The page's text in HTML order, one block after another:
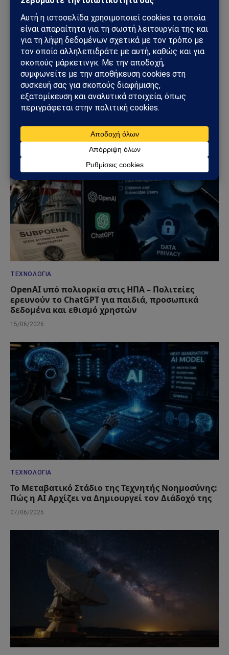
ΤΕΧΝΟΛΟΓΊΑ
OpenAI Codex: Σφάλμα στο σύστημα πιστώσεων
προκάλεσε αναστάτωση στους προγραμματιστές
05/07/2026
ΤΕΧΝΟΛΟΓΊΑ
OpenAI υπό πολιορκία στις ΗΠΑ – Πολιτείες
ερευνούν το ChatGPT για παιδιά, προσωπικά
δεδομένα και εθισμό χρηστών
15/06/2026
ΤΕΧΝΟΛΟΓΊΑ
Το Μεταβατικό Στάδιο της Τεχνητής Νοημοσύνης:
Πώς η AI Αρχίζει να Δημιουργεί τον Διάδοχό της
07/06/2026